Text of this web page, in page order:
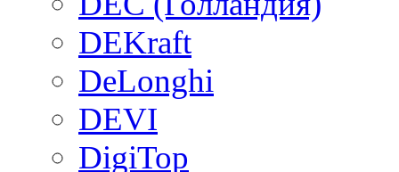
DEKraft
DeLonghi
DEVI
DigiTop